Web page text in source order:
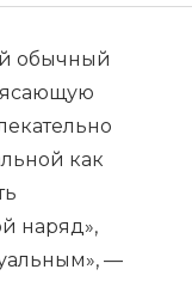
обычный
как
наряд»,
—